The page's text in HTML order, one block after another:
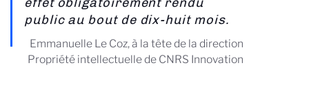
public au bout de dix-huit mois.
Emmanuelle Le Coz, à la tête de la direction
Propriété intellectuelle de CNRS Innovation